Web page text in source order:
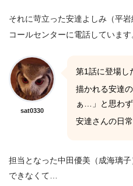
それに苛立った安達よしみ（平
コールセンターに電話しています
sat0330
第1話に登場し
描かれる安達
ぁ…」と思わず
安達さんの日
担当となった中田優美（成海璃
できなくて…